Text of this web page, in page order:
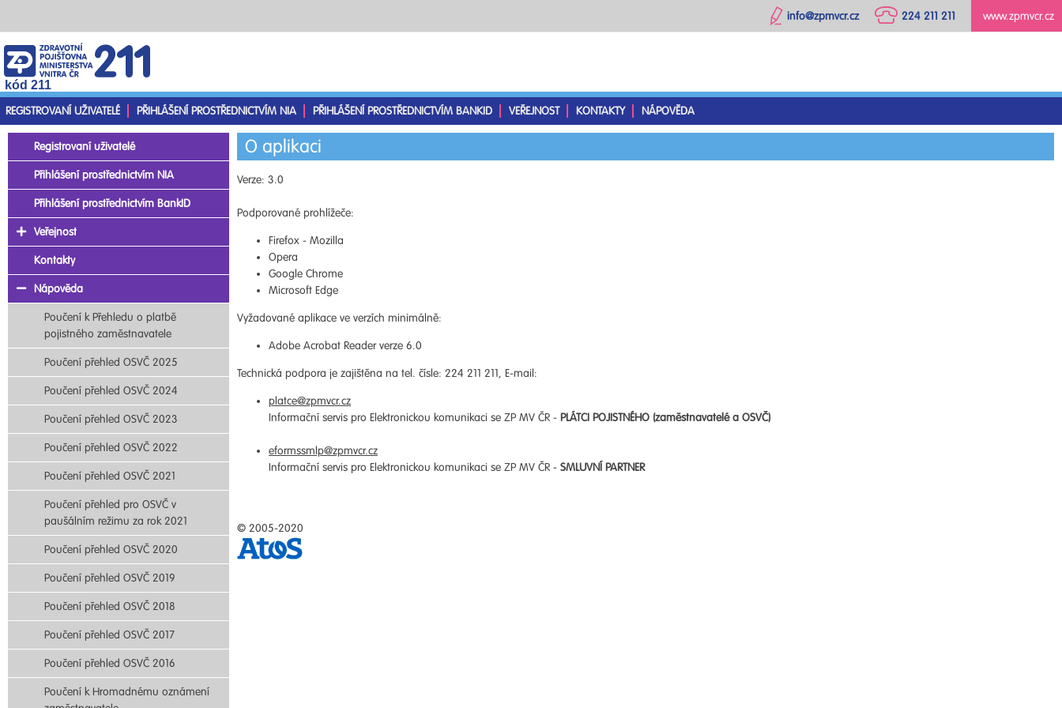
www.zpmvcr.cz
224 211 211
info@zpmvcr.cz
kód 211
REGISTROVANÍ UŽIVATELÉ
PŘIHLÁŠENÍ PROSTŘEDNICTVÍM NIA PŘIHLÁŠENÍ PROSTŘEDNICTVÍM BANKID VEŘEJNOST KONTAKTY NÁPOVĚDA
O aplikaci
Verze: 3.0
Podporované prohlížeče:
Firefox - Mozilla
Opera
Google Chrome
Microsoft Edge
Vyžadované aplikace ve verzích minimálně:
Adobe Acrobat Reader verze 6.0
Technická podpora je zajištěna na tel. čísle: 224 211 211, E-mail:
platce@zpmvcr.cz
Informační servis pro Elektronickou komunikaci se ZP MV ČR - PLÁTCI POJISTNÉHO (zaměstnavatelé a OSVČ)
eformssmlp@zpmvcr.cz
Informační servis pro Elektronickou komunikaci se ZP MV ČR - SMLUVNÍ PARTNER
© 2005-2020
Registrovaní uživatelé
Přihlášení prostřednictvím NIA
Přihlášení prostřednictvím BankID
Veřejnost
Kontakty
Nápověda
Poučení k Přehledu o platbě
pojistného zaměstnavatele
Poučení přehled OSVČ 2025
Poučení přehled OSVČ 2024
Poučení přehled OSVČ 2023
Poučení přehled OSVČ 2022
Poučení přehled OSVČ 2021
Poučení přehled pro OSVČ v
paušálním režimu za rok 2021
Poučení přehled OSVČ 2020
Poučení přehled OSVČ 2019
Poučení přehled OSVČ 2018
Poučení přehled OSVČ 2017
Poučení přehled OSVČ 2016
Poučení k Hromadnému oznámení